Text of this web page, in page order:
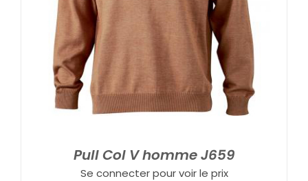
Pull Col V homme J659
Se connecter pour voir le prix